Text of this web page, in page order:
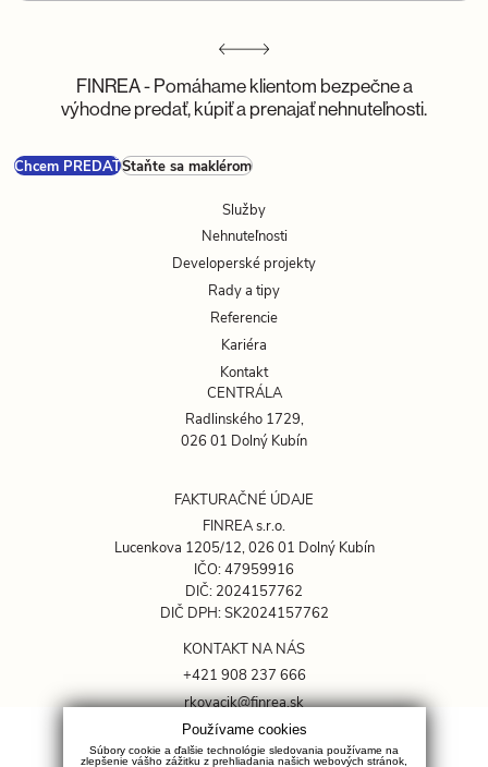
FINREA - Pomáhame klientom bezpečne a
výhodne predať, kúpiť a prenajať nehnuteľnosti.
Chcem PREDAŤStaňte sa maklérom
Služby
Nehnuteľnosti
Developerské projekty
Rady a tipy
Referencie
Kariéra
Kontakt
CENTRÁLA
Radlinského 1729,
026 01 Dolný Kubín
FAKTURAČNÉ ÚDAJE
FINREA s.r.o.
Lucenkova 1205/12, 026 01 Dolný Kubín
IČO: 47959916
DIČ: 2024157762
DIČ DPH: SK2024157762
KONTAKT NA NÁS
+421 908 237 666
rkovacik@finrea.sk
OCHRANA SÚKROMIA
Používame cookies
Súbory cookie a ďalšie technológie sledovania používame na
zlepšenie vášho zážitku z prehliadania našich webových stránok,